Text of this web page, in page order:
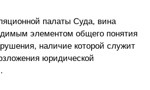
палаты Суда, вина
элементом общего понятия
наличие которой служит
юридической